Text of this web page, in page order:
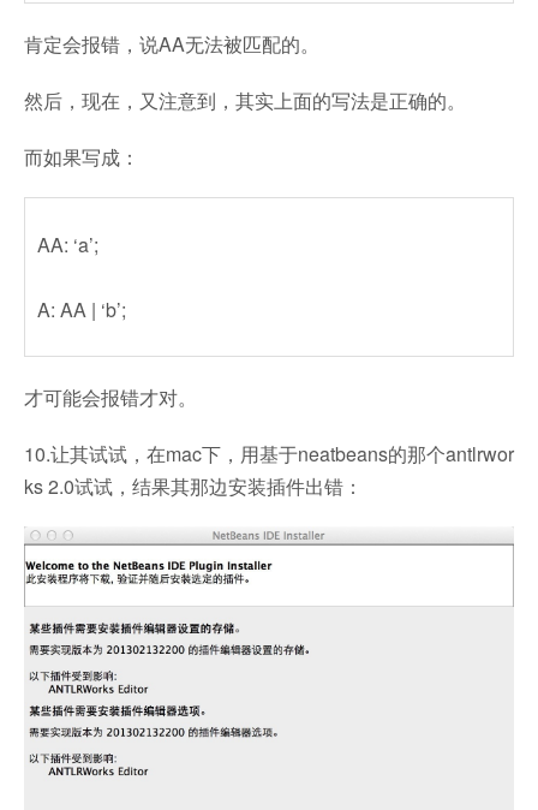
肯定会报错，说AA无法被匹配的。
然后，现在，又注意到，其实上面的写法是正确的。
而如果写成：
AA: ‘a’;
A: AA | ‘b’;
才可能会报错才对。
10.让其试试，在mac下，用基于neatbeans的那个antlrwor
ks 2.0试试，结果其那边安装插件出错：